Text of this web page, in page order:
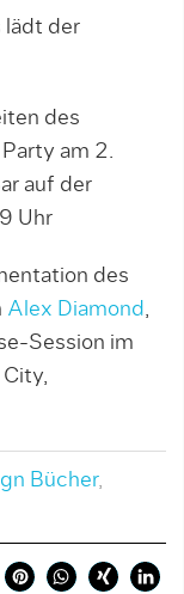
lädt der
des
Party am 2.
auf der
Uhr
des
Alex Diamond
Session im
Bücher,